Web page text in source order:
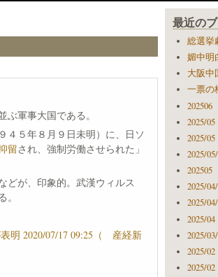
軍事大国である。
４５年８月９日未明）に、日ソ
留され、強制労働させられた」
どが、印象的。武漢ウィルス
明 2020/07/17 09:25（ 産経新
最近の
総選挙
媚中明
大阪中
一票の
2025/
2025/
2025/
2025/
2025/
2025/
2025/
2025/
2025/